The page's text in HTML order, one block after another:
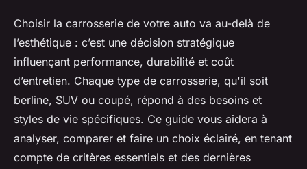
Guide d'achat : choisir la
carrosserie parfaite pour votre
auto
Thomas •11 juillet 2025•9 min de lecture
Choisir la carrosserie de votre auto va au-delà de
l’esthétique : c’est une décision stratégique
influençant performance, durabilité et coût
d’entretien. Chaque type de carrosserie, qu'il soit
berline, SUV ou coupé, répond à des besoins et
styles de vie spécifiques. Ce guide vous aidera à
analyser, comparer et faire un choix éclairé, en tenant
compte de critères essentiels et des dernières